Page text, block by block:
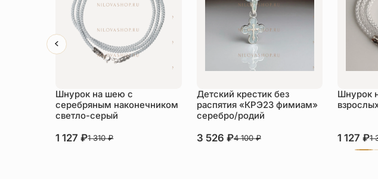
Шнурок на шею с
серебряным наконечником
светло-серый
1 127₽1 310₽
Детский крестик без
распятия «КРЭ23 фимиам»
серебро/родий
3 526 ₽4 100₽
Шнурок
1 127₽1